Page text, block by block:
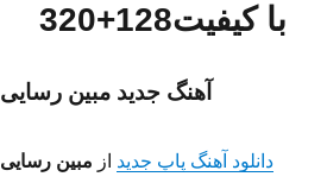
با کیفیت128+320
آهنگ جدید مبین رسایی
دانلود آهنگ پاپ جدید از مبین رسایی